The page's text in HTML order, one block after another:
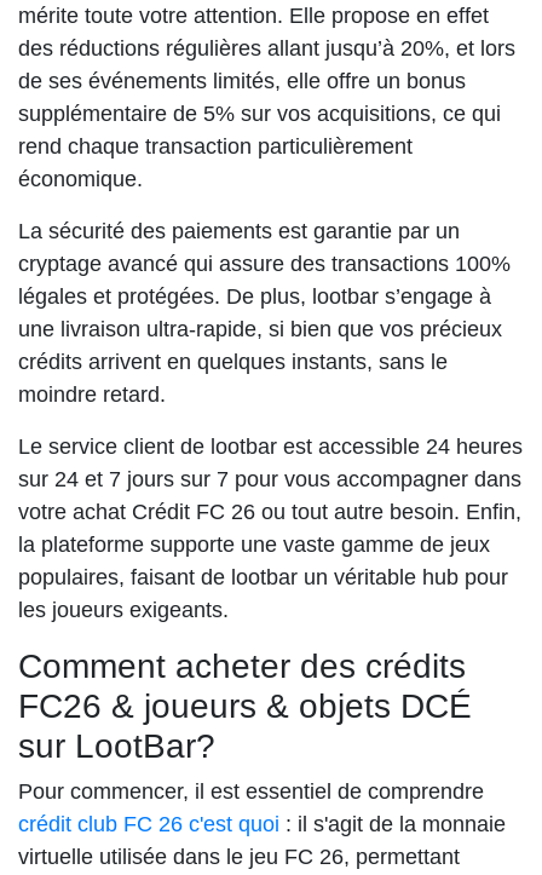
mérite toute votre attention. Elle propose en effet
des réductions régulières allant jusqu’à 20%, et lors
de ses événements limités, elle offre un bonus
supplémentaire de 5% sur vos acquisitions, ce qui
rend chaque transaction particulièrement
économique.
La sécurité des paiements est garantie par un
cryptage avancé qui assure des transactions 100%
légales et protégées. De plus, lootbar s’engage à
une livraison ultra-rapide, si bien que vos précieux
crédits arrivent en quelques instants, sans le
moindre retard.
Le service client de lootbar est accessible 24 heures
sur 24 et 7 jours sur 7 pour vous accompagner dans
votre achat Crédit FC 26 ou tout autre besoin. Enfin,
la plateforme supporte une vaste gamme de jeux
populaires, faisant de lootbar un véritable hub pour
les joueurs exigeants.
Comment acheter des crédits
FC26 & joueurs & objets DCÉ
sur LootBar?
Pour commencer, il est essentiel de comprendre
crédit club FC 26 c'est quoi : il s'agit de la monnaie
virtuelle utilisée dans le jeu FC 26, permettant